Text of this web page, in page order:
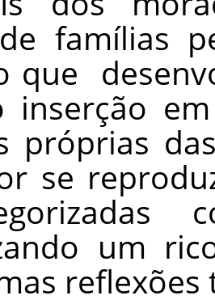
famílias
que
inserção
próprias
se
um
reflexões